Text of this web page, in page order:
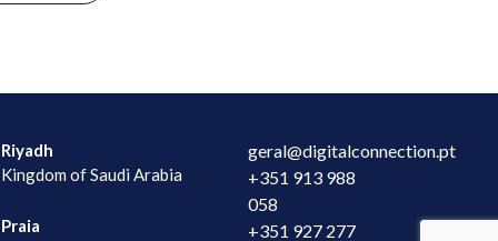
Riyadh
Kingdom of Saudi Arabia
Praia
geral@digitalconnection.pt
+351 913 988
058
+351 927 277